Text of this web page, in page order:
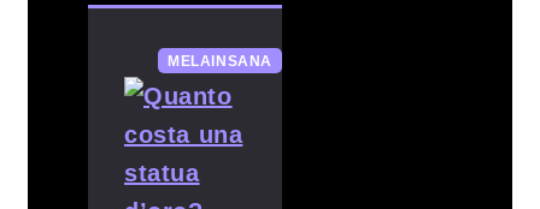
MELAINSANA